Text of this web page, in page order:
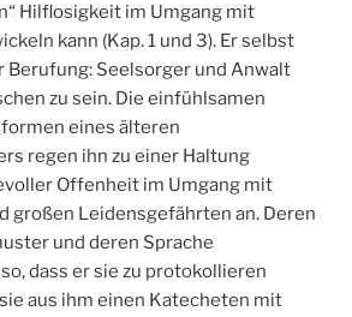
Hilflosigkeit im Umgang mit
kann (Kap. 1 und 3). Er selbst
Berufung: Seelsorger und Anwalt
zu sein. Die einfühlsamen
eines älteren
regen ihn zu einer Haltung
Offenheit im Umgang mit
großen Leidensgefährten an. Deren
und deren Sprache
dass er sie zu protokollieren
aus ihm einen Katecheten mit